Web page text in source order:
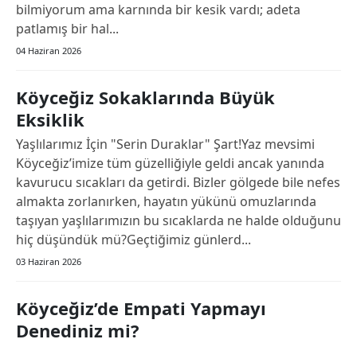
bilmiyorum ama karnında bir kesik vardı; adeta
patlamış bir hal...
04 Haziran 2026
Köyceğiz Sokaklarında Büyük
Eksiklik
Yaşlılarımız İçin "Serin Duraklar" Şart!​Yaz mevsimi
Köyceğiz’imize tüm güzelliğiyle geldi ancak yanında
kavurucu sıcakları da getirdi. Bizler gölgede bile nefes
almakta zorlanırken, hayatın yükünü omuzlarında
taşıyan yaşlılarımızın bu sıcaklarda ne halde olduğunu
hiç düşündük mü?​Geçtiğimiz günlerd...
03 Haziran 2026
Köyceğiz’de Empati Yapmayı
Denediniz mi?